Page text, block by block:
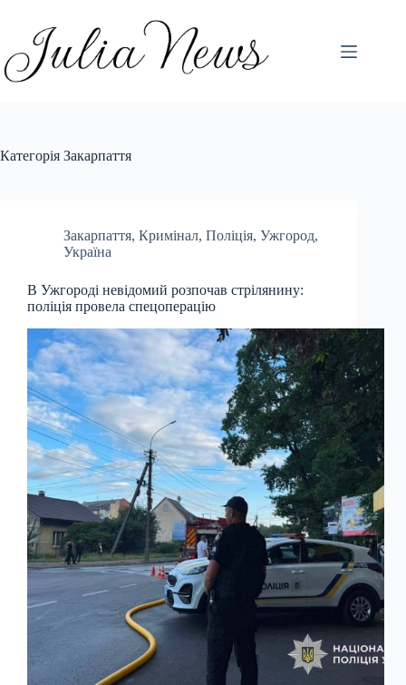
вмісту
Категорія Закарпаття
Закарпаття, Кримінал, Поліція, Ужгород,
Україна
В Ужгороді невідомий розпочав стрілянину:
поліція провела спецоперацію